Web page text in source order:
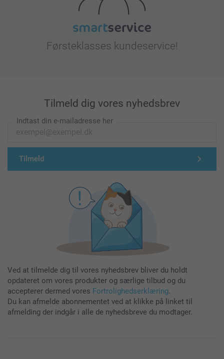
Førsteklasses kundeservice!
Tilmeld dig vores nyhedsbrev
Indtast din e-mailadresse her
Tilmeld
Ved at tilmelde dig til vores nyhedsbrev bliver du holdt
opdateret om vores produkter og særlige tilbud og du
accepterer dermed vores Fortrolighedserklæring.
Du kan afmelde abonnementet ved at klikke på linket til
afmelding der indgår i alle de nyhedsbreve du modtager.